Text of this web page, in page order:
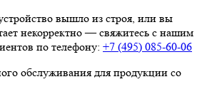
вышло из строя, или вы
некорректно — свяжитесь с нашим
по телефону: +7 (495) 085-60-06
обслуживания для продукции со